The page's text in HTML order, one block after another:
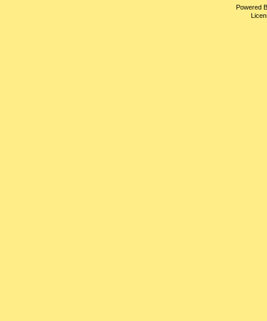
Powered